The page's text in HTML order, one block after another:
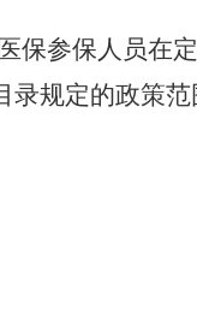
保参保人员在
规定的政策